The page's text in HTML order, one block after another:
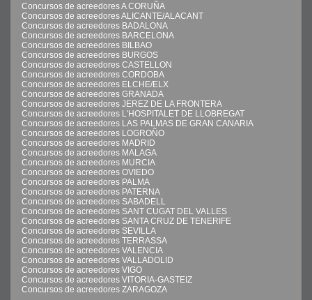
Concursos de acreedores A CORUÑA
Concursos de acreedores ALICANTE/ALACANT
Concursos de acreedores BADALONA
Concursos de acreedores BARCELONA
Concursos de acreedores BILBAO
Concursos de acreedores BURGOS
Concursos de acreedores CASTELLON
Concursos de acreedores CORDOBA
Concursos de acreedores ELCHE/ELX
Concursos de acreedores GRANADA
Concursos de acreedores JEREZ DE LA FRONTERA
Concursos de acreedores L'HOSPITALET DE LLOBREGAT
Concursos de acreedores LAS PALMAS DE GRAN CANARIA
Concursos de acreedores LOGROÑO
Concursos de acreedores MADRID
Concursos de acreedores MALAGA
Concursos de acreedores MURCIA
Concursos de acreedores OVIEDO
Concursos de acreedores PALMA
Concursos de acreedores PATERNA
Concursos de acreedores SABADELL
Concursos de acreedores SANT CUGAT DEL VALLES
Concursos de acreedores SANTA CRUZ DE TENERIFE
Concursos de acreedores SEVILLA
Concursos de acreedores TERRASSA
Concursos de acreedores VALENCIA
Concursos de acreedores VALLADOLID
Concursos de acreedores VIGO
Concursos de acreedores VITORIA-GASTEIZ
Concursos de acreedores ZARAGOZA